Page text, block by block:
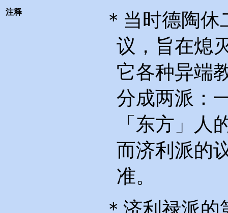
注释
＊当时德陶
议，旨在熄
它各种异端
分成两派：
「东方」人
而济利派的
准。